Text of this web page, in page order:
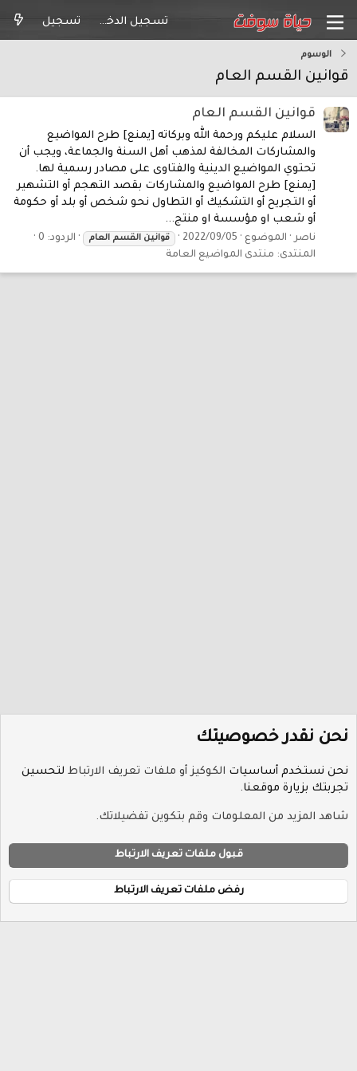
تسجيل الدخول تسجيل
الوسوم
قوانين القسم العام
قوانين القسم العام
السلام عليكم ورحمة الله وبركاته [يمنع] طرح المواضيع
والمشاركات المخالفة لمذهب أهل السنة والجماعة، ويجب أن
تحتوي المواضيع الدينية والفتاوى على مصادر رسمية لها.
[يمنع] طرح المواضيع والمشاركات بقصد التهجم أو التشهير
أو التجريح أو التشكيك أو التطاول نحو شخص أو بلد أو حكومة
أو شعب او مؤسسة او منتج...
ناصر الموضوع 2022/09/05 قوانين القسم العام
الردود: 0
المنتدى: منتدى المواضيع العامة
سياسة الخصوصية
الرئيسية
S
®
نحن نقدر خصوصيتك
نحن نستخدم أساسيات الكوكيز أو ملفات تعريف الارتباط لتحسين
تجربتك بزيارة موقعنا.
شاهد المزيد من المعلومات وقم بتكوين تفضيلاتك.
قبول ملفات تعريف الارتباط
رفض ملفات تعريف الارتباط